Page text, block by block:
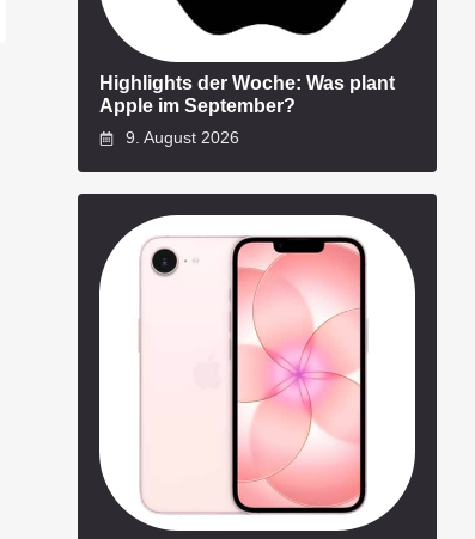
Highlights der Woche: Was plant
Apple im September?
9. August 2026